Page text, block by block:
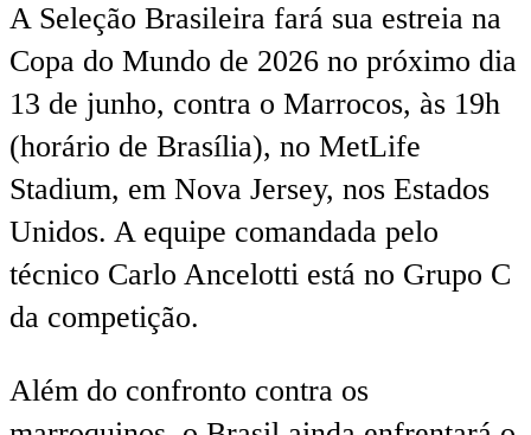
A Seleção Brasileira fará sua estreia na
Copa do Mundo de 2026 no próximo dia
13 de junho, contra o Marrocos, às 19h
(horário de Brasília), no MetLife
Stadium, em Nova Jersey, nos Estados
Unidos. A equipe comandada pelo
técnico Carlo Ancelotti está no Grupo C
da competição.
Além do confronto contra os